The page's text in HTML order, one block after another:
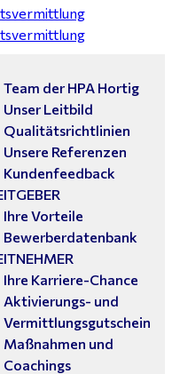
Team der HPA Hortig
Unser Leitbild
Qualitätsrichtlinien
Unsere Referenzen
Kundenfeedback
Ihre Vorteile
Bewerberdatenbank
Ihre Karriere-Chance
Aktivierungs- und
Vermittlungsgutschein
Maßnahmen und
Coachings